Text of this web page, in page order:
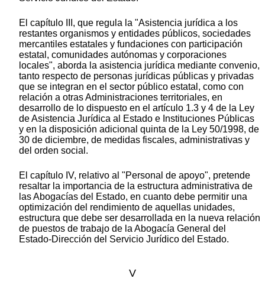
El capítulo III, que regula la "Asistencia jurídica a los
restantes organismos y entidades públicos, sociedades
mercantiles estatales y fundaciones con participación
estatal, comunidades autónomas y corporaciones
locales", aborda la asistencia jurídica mediante convenio,
tanto respecto de personas jurídicas públicas y privadas
que se integran en el sector público estatal, como con
relación a otras Administraciones territoriales, en
desarrollo de lo dispuesto en el artículo 1.3 y 4 de la Ley
de Asistencia Jurídica al Estado e Instituciones Públicas
y en la disposición adicional quinta de la Ley 50/1998, de
30 de diciembre, de medidas fiscales, administrativas y
del orden social.
El capítulo IV, relativo al "Personal de apoyo", pretende
resaltar la importancia de la estructura administrativa de
las Abogacías del Estado, en cuanto debe permitir una
optimización del rendimiento de aquellas unidades,
estructura que debe ser desarrollada en la nueva relación
de puestos de trabajo de la Abogacía General del
Estado-Dirección del Servicio Jurídico del Estado.
V